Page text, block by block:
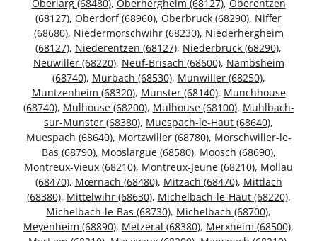
Oberlarg (68480), Oberhergheim (68127), Oberentzen
(68127), Oberdorf (68960), Oberbruck (68290), Niffer
(68680), Niedermorschwihr (68230), Niederhergheim
(68127), Niederentzen (68127), Niederbruck (68290),
Neuwiller (68220), Neuf-Brisach (68600), Nambsheim
(68740), Murbach (68530), Munwiller (68250),
Muntzenheim (68320), Munster (68140), Munchhouse
(68740), Mulhouse (68200), Mulhouse (68100), Muhlbach-
sur-Munster (68380), Muespach-le-Haut (68640),
Muespach (68640), Mortzwiller (68780), Morschwiller-le-
Bas (68790), Mooslargue (68580), Moosch (68690),
Montreux-Vieux (68210), Montreux-Jeune (68210), Mollau
(68470), Mœrnach (68480), Mitzach (68470), Mittlach
(68380), Mittelwihr (68630), Michelbach-le-Haut (68220),
Michelbach-le-Bas (68730), Michelbach (68700),
Meyenheim (68890), Metzeral (68380), Merxheim (68500),